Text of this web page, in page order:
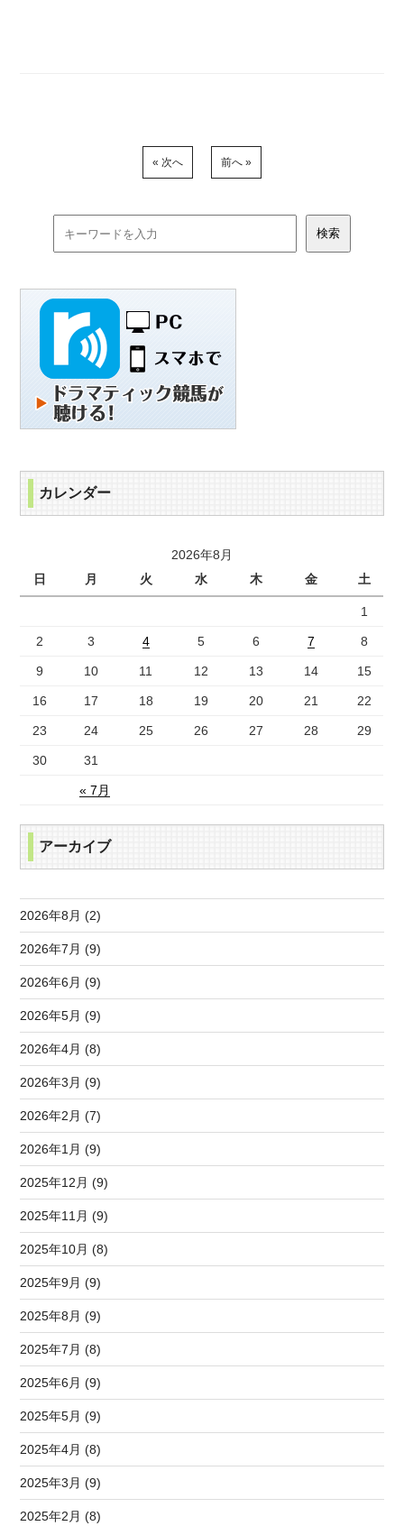
« 次へ 前へ »
カレンダー
2026年8月
日
月 火 水 木 金 土
« 7月
1
2 3 4 5 6 7 8
9 10 11 12 13 14 15
16 17 18 19 20 21 22
23 24 25 26 27 28 29
30 31
アーカイブ
2026年8月 (2)
2026年7月 (9)
2026年6月 (9)
2026年5月 (9)
2026年4月 (8)
2026年3月 (9)
2026年2月 (7)
2026年1月 (9)
2025年12月 (9)
2025年11月 (9)
2025年10月 (8)
2025年9月 (9)
2025年8月 (9)
2025年7月 (8)
2025年6月 (9)
2025年5月 (9)
2025年4月 (8)
2025年3月 (9)
2025年2月 (8)